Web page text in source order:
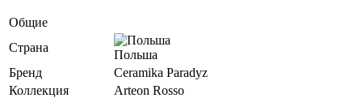
Общие
Страна
Польша
Бренд
Ceramika Paradyz
Коллекция
Arteon Rosso